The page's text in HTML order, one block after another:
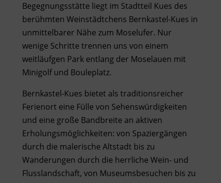
Begegnungsstätte liegt im Stadtteil Kues des
berühmten Weinstädtchens Bernkastel-Kues in
unmittelbarer Nähe zum Moselufer. Nur
wenige Schritte trennen uns von einem
weitläufgen Park entlang der Moselauen mit
Minigolf und Bouleplatz.
Bernkastel-Kues bietet als traditionsreicher
Ferienort eine Fülle von Sehenswürdigkeiten
und eine große Bandbreite an aktiven
Erholungsmöglichkeiten: von Spaziergängen
durch die malerische Altstadt bis zu
Wanderungen durch die herrliche Wein- und
Flusslandschaft, von Museumsbesuchen bis zu